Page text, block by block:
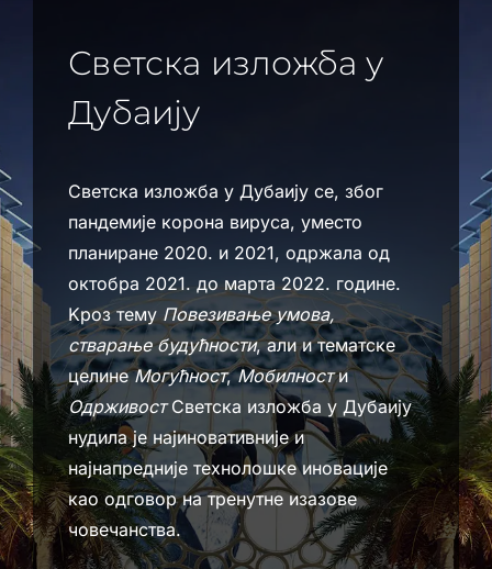
Светска изложба у
Дубаију
Светска изложба у Дубаију се, због
пандемије корона вируса, уместо
планиране 2020. и 2021, одржала од
октобра 2021. до марта 2022. године.
Kроз тему Повезивање умова,
стварање будућности, али и тематске
целинеМогућност,Мобилности
ОдрживостСветска изложба у Дубаију
нудила је најиновативније и
најнапредније технолошке иновације
као одговор на тренутне изазове
човечанства.